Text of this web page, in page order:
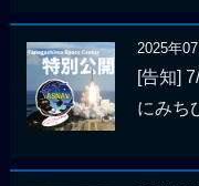
2025年
[告知]
にみち